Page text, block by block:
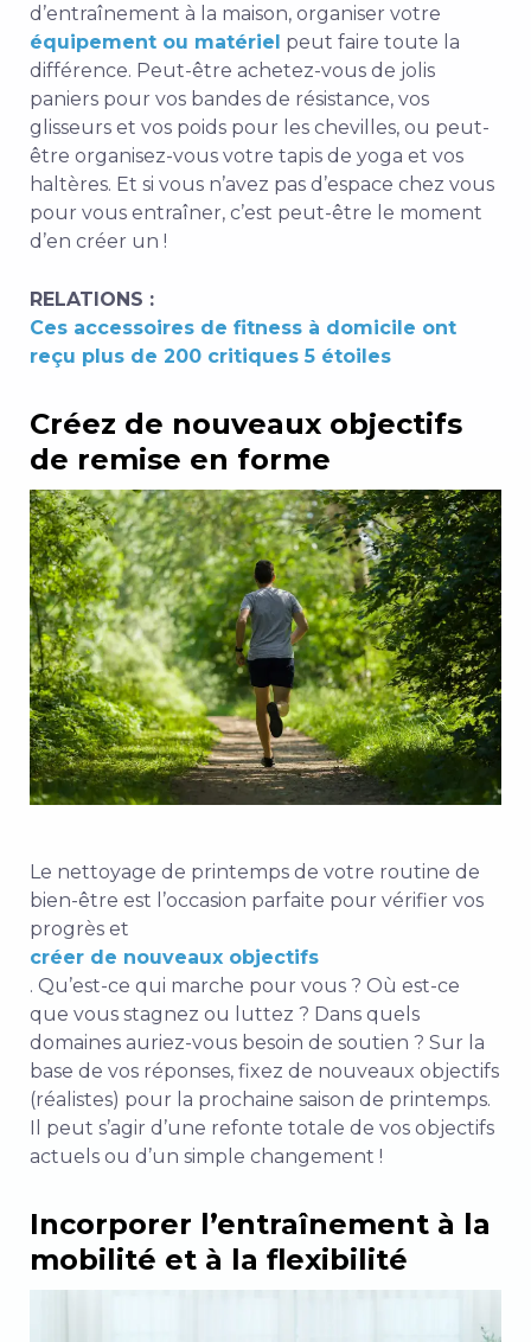
d’entraînement à la maison, organiser votre
équipement ou matériel peut faire toute la
différence. Peut-être achetez-vous de jolis
paniers pour vos bandes de résistance, vos
glisseurs et vos poids pour les chevilles, ou peut-
être organisez-vous votre tapis de yoga et vos
haltères. Et si vous n’avez pas d’espace chez vous
pour vous entraîner, c’est peut-être le moment
d’en créer un !
RELATIONS :
Ces accessoires de fitness à domicile ont
reçu plus de 200 critiques 5 étoiles
Créez de nouveaux objectifs
de remise en forme
Le nettoyage de printemps de votre routine de
bien-être est l’occasion parfaite pour vérifier vos
progrès et
créer de nouveaux objectifs
. Qu’est-ce qui marche pour vous ? Où est-ce
que vous stagnez ou luttez ? Dans quels
domaines auriez-vous besoin de soutien ? Sur la
base de vos réponses, fixez de nouveaux objectifs
(réalistes) pour la prochaine saison de printemps.
Il peut s’agir d’une refonte totale de vos objectifs
actuels ou d’un simple changement !
Incorporer l’entraînement à la
mobilité et à la flexibilité